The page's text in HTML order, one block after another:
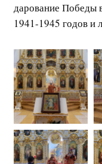
дарование Победы
1941-1945 годов и